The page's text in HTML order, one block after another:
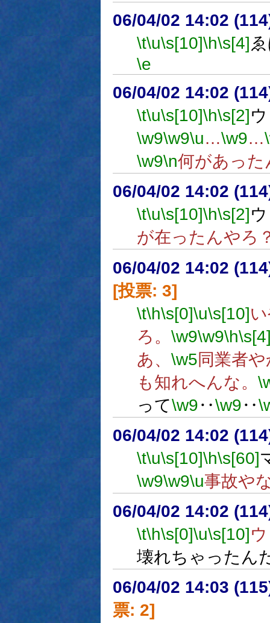
06/04/02 14:02
\t\u\s[10]\h\s[4]
\e
06/04/02 14:02
\t\u\s[10]\h\s[2]
\w9\w9\u…\w9…
\w9\n何があった
06/04/02 14:02
\t\u\s[10]\h\s[2]
が在ったんやろ
06/04/02 14:02
[投票: 3]
\t\h\s[0]\u\s[10]
ろ。 \w9\w9\h
あ、 \w5同業者
も知れへんな。
って\w9‥\w9‥
06/04/02 14:02
\t\u\s[10]\h\s[60]
\w9\w9\u事故や
06/04/02 14:02
\t\h\s[0]\u\s[10]
壊れちゃったん
06/04/02 14:03
票: 2]